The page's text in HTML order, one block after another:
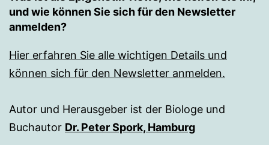
und wie können Sie sich für den Newsletter
anmelden?
Hier erfahren Sie alle wichtigen Details und
können sich für den Newsletter anmelden.
Autor und Herausgeber ist der Biologe und
Buchautor Dr. Peter Spork, Hamburg